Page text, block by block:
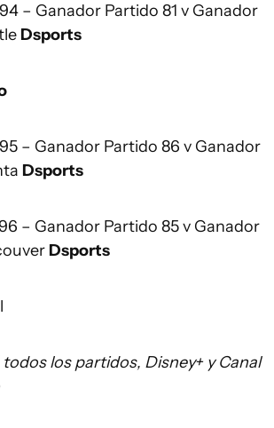
– Ganador Partido 81 v Ganador
Dsports
– Ganador Partido 86 v Ganador
Dsports
– Ganador Partido 85 v Ganador
Dsports
los partidos, Disney+ y Canal